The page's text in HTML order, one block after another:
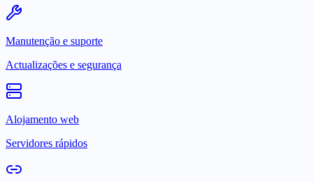
Manutenção e suporte
Actualizações e segurança
Alojamento web
Servidores rápidos